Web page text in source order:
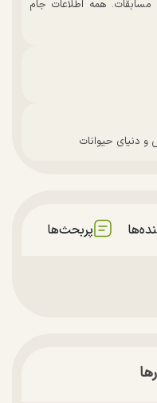
مسابقات. همه اطلاعات جام
دنیای حیوانات
پربحث‌ها